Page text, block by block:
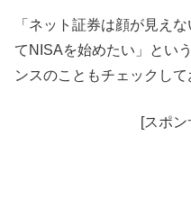
「ネット証券は顔が見え
てNISAを始めたい」とい
ンスのこともチェックして
[スポ